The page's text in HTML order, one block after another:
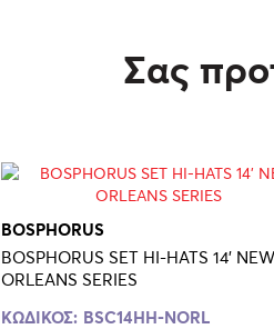
Σας
BOSPHORUS
BOSPHORUS SET HI-HATS 14' NEW
ORLEANS SERIES
ΚΩΔΙΚΟΣ: BSC14HH-NORL